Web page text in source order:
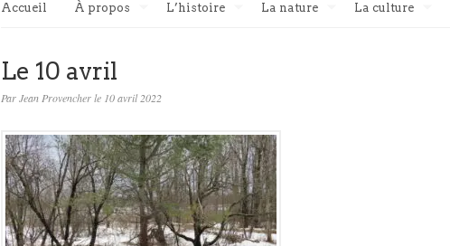
Accueil À propos L’histoire La nature La culture
Le 10 avril
Par Jean Provencher le 10 avril 2022